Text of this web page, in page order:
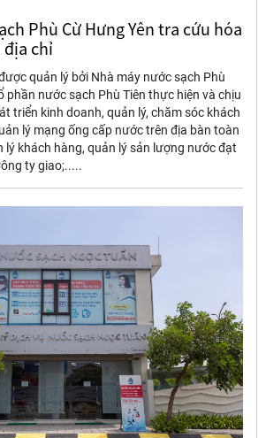
Phù Cừ Hưng Yên tra cứu hóa
chỉ
quản lý bởi Nhà máy nước sạch Phù
phần nước sạch Phù Tiên thực hiện và chịu
triển kinh doanh, quản lý, chăm sóc khách
lý mạng ống cấp nước trên địa bàn toàn
lý khách hàng, quản lý sản lượng nước đạt
ty giao;.....